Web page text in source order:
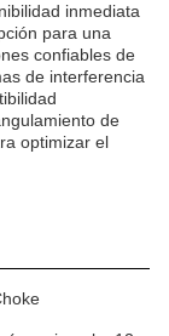
inmediata
para una
confiables de
de interferencia
de
optimizar el